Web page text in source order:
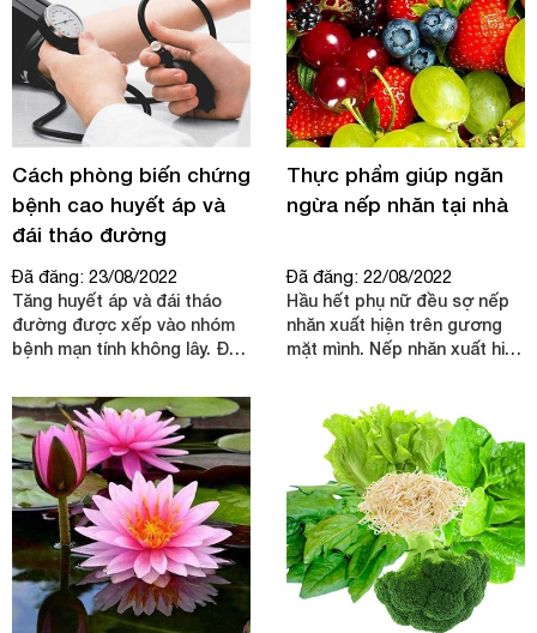
Cách phòng biến chứng
bệnh cao huyết áp và
đái tháo đường
Đã đăng: 23/08/2022
Tăng huyết áp và đái tháo
đường được xếp vào nhóm
bệnh mạn tính không lây. Đây
quản lý tại các trạm y tế xã,
phường trên phạm vi toàn
quốc.
Thực phẩm giúp ngăn
ngừa nếp nhăn tại nhà
Đã đăng: 22/08/2022
Hầu hết phụ nữ đều sợ nếp
nhăn xuất hiện trên gương
mặt mình. Nếp nhăn xuất hiện
trên gương mặt.